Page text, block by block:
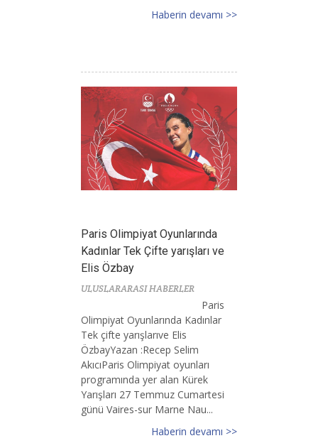
Haberin devamı >>
Paris Olimpiyat Oyunlarında
Kadınlar Tek Çifte yarışları ve
Elis Özbay
ULUSLARARASI HABERLER
Paris
Olimpiyat Oyunlarında Kadınlar
Tek çifte yarışlarıve Elis
ÖzbayYazan :Recep Selim
AkıcıParis Olimpiyat oyunları
programında yer alan Kürek
Yarışları 27 Temmuz Cumartesi
günü Vaires-sur Marne Nau...
Haberin devamı >>